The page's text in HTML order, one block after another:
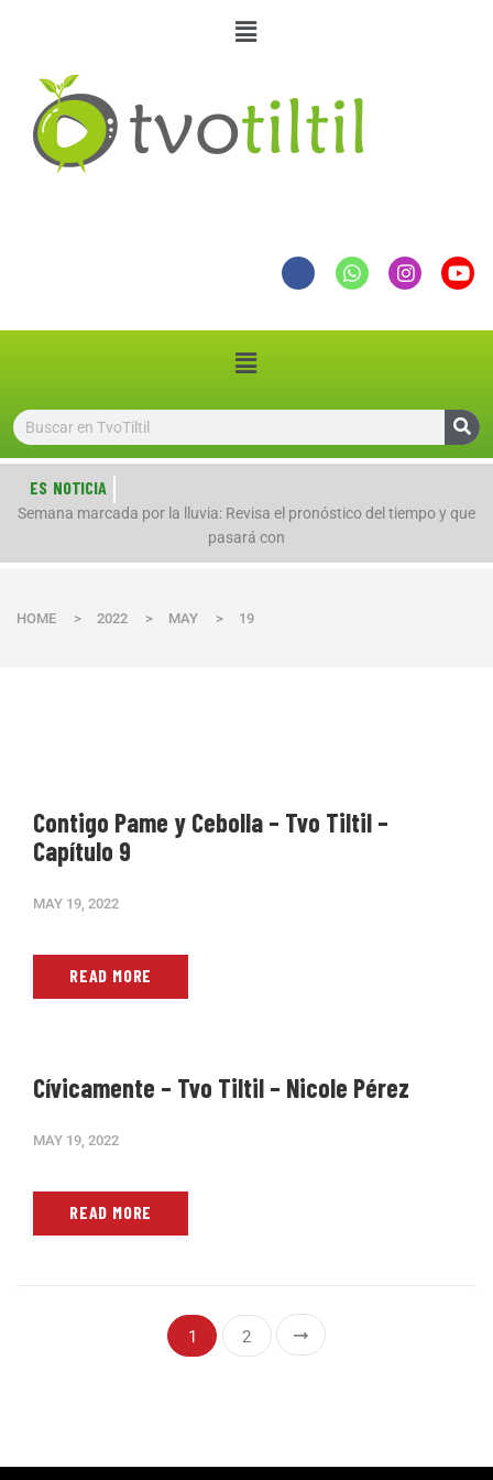
ES NOTICIA
Semana marcada por la lluvia: Revisa el pronóstico del tiempo y que
pasará con
HOME > 2022 > MAY > 19
Contigo Pame y Cebolla – Tvo Tiltil –
Capítulo 9
MAY 19, 2022
READ MORE
Cívicamente – Tvo Tiltil – Nicole Pérez
MAY 19, 2022
READ MORE
1 2